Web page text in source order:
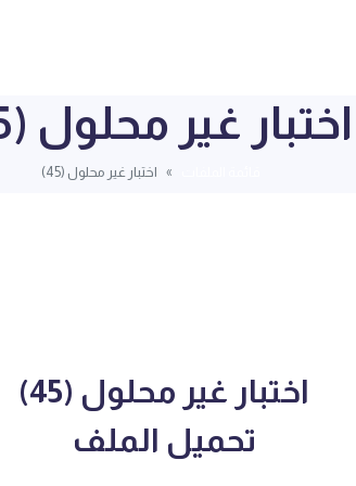
اختبار غير محلول (45)
اختبار غير محلول (45)
اختبار غير محلول (45)
تحميل الملف